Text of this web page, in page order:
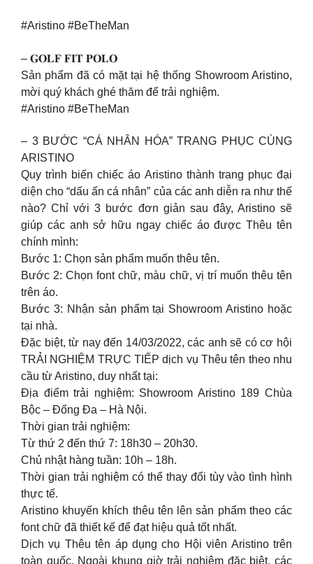
#Aristino #BeTheMan
– 𝐆𝐎𝐋𝐅 𝐅𝐈𝐓 𝐏𝐎𝐋𝐎
Sản phẩm đã có mặt tại hệ thống Showroom Aristino,
mời quý khách ghé thăm để trải nghiệm.
#Aristino #BeTheMan
– 3 BƯỚC “CÁ NHÂN HÓA” TRANG PHỤC CÙNG
ARISTINO
Quy trình biến chiếc áo Aristino thành trang phục đại
diện cho “dấu ấn cá nhân” của các anh diễn ra như thế
nào? Chỉ với 3 bước đơn giản sau đây, Aristino sẽ
giúp các anh sở hữu ngay chiếc áo được Thêu tên
chính mình:
Bước 1: Chọn sản phẩm muốn thêu tên.
Bước 2: Chọn font chữ, màu chữ, vị trí muốn thêu tên
trên áo.
Bước 3: Nhận sản phẩm tại Showroom Aristino hoặc
tại nhà.
Đặc biệt, từ nay đến 14/03/2022, các anh sẽ có cơ hội
TRẢI NGHIỆM TRỰC TIẾP dịch vụ Thêu tên theo nhu
cầu từ Aristino, duy nhất tại:
Địa điểm trải nghiệm: Showroom Aristino 189 Chùa
Bộc – Đống Đa – Hà Nội.
Thời gian trải nghiệm:
Từ thứ 2 đến thứ 7: 18h30 – 20h30.
Chủ nhật hàng tuần: 10h – 18h.
Thời gian trải nghiệm có thể thay đổi tùy vào tình hình
thực tế.
Aristino khuyến khích thêu tên lên sản phẩm theo các
font chữ đã thiết kế để đạt hiệu quả tốt nhất.
Dịch vụ Thêu tên áp dụng cho Hội viên Aristino trên
toàn quốc. Ngoài khung giờ trải nghiệm đặc biệt, các